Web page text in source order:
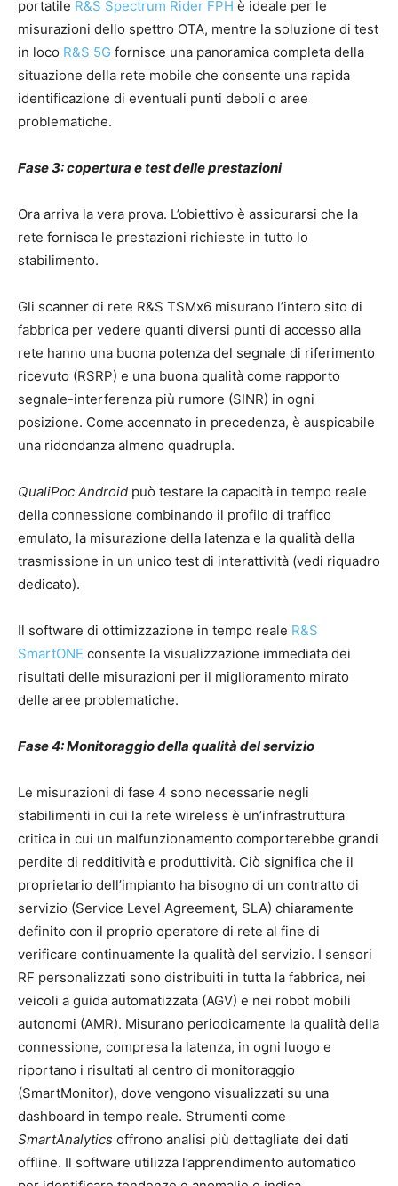
portatile R&S Spectrum Rider FPH è ideale per le
misurazioni dello spettro OTA, mentre la soluzione di test
in loco R&S 5G fornisce una panoramica completa della
situazione della rete mobile che consente una rapida
identificazione di eventuali punti deboli o aree
problematiche.
Fase 3: copertura e test delle prestazioni
Ora arriva la vera prova. L’obiettivo è assicurarsi che la
rete fornisca le prestazioni richieste in tutto lo
stabilimento.
Gli scanner di rete R&S TSMx6 misurano l’intero sito di
fabbrica per vedere quanti diversi punti di accesso alla
rete hanno una buona potenza del segnale di riferimento
ricevuto (RSRP) e una buona qualità come rapporto
segnale-interferenza più rumore (SINR) in ogni
posizione. Come accennato in precedenza, è auspicabile
una ridondanza almeno quadrupla.
QualiPoc Android può testare la capacità in tempo reale
della connessione combinando il profilo di traffico
emulato, la misurazione della latenza e la qualità della
trasmissione in un unico test di interattività (vedi riquadro
dedicato).
Il software di ottimizzazione in tempo reale R&S
SmartONE consente la visualizzazione immediata dei
risultati delle misurazioni per il miglioramento mirato
delle aree problematiche.
Fase 4: Monitoraggio della qualità del servizio
Le misurazioni di fase 4 sono necessarie negli
stabilimenti in cui la rete wireless è un’infrastruttura
critica in cui un malfunzionamento comporterebbe grandi
perdite di redditività e produttività. Ciò significa che il
proprietario dell’impianto ha bisogno di un contratto di
servizio (Service Level Agreement, SLA) chiaramente
definito con il proprio operatore di rete al fine di
verificare continuamente la qualità del servizio. I sensori
RF personalizzati sono distribuiti in tutta la fabbrica, nei
veicoli a guida automatizzata (AGV) e nei robot mobili
autonomi (AMR). Misurano periodicamente la qualità della
connessione, compresa la latenza, in ogni luogo e
riportano i risultati al centro di monitoraggio
(SmartMonitor), dove vengono visualizzati su una
dashboard in tempo reale. Strumenti come
SmartAnalytics offrono analisi più dettagliate dei dati
offline. Il software utilizza l’apprendimento automatico